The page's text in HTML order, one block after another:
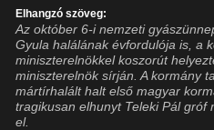
Elhangzó szöveg:
Az október 6-i nemzeti
Gyula halálának évfordulója is, a
miniszterelnökkel koszorút
miniszterelnök sírján. A kormány
mártírhalált halt első magyar
tragikusan elhunyt Teleki Pál
el.